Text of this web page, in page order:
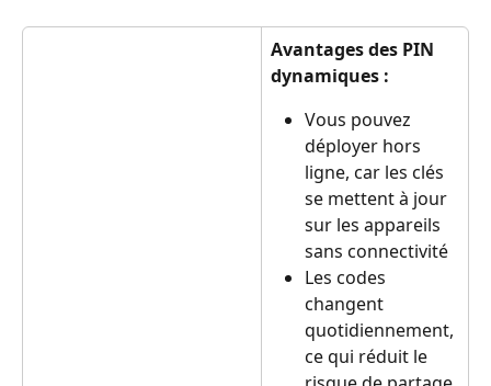
Avantages des PIN
dynamiques :
Vous pouvez
déployer hors
ligne, car les clés
se mettent à jour
sur les appareils
sans connectivité
Les codes
changent
quotidiennement,
ce qui réduit le